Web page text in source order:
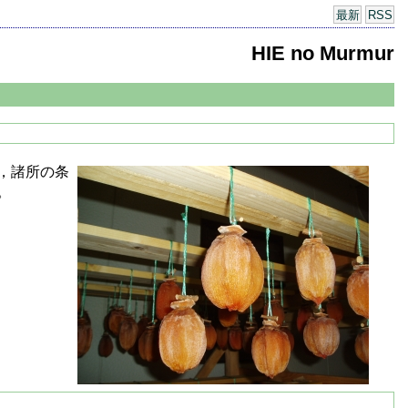
最新 RSS
HIE no Murmur
諸所の条